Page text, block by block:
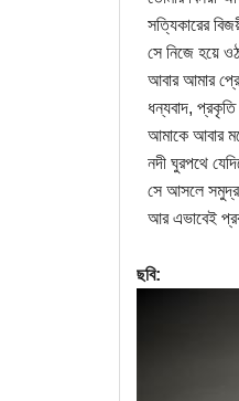
সত্যিকারের
সে নিজে হয়ে
আবার আমার
ধন্যবাদ,
আমাকে আবার
নদী ঘুরপথে
সে আসলে সমুদ্র
আর এভাবেই
ছবি: